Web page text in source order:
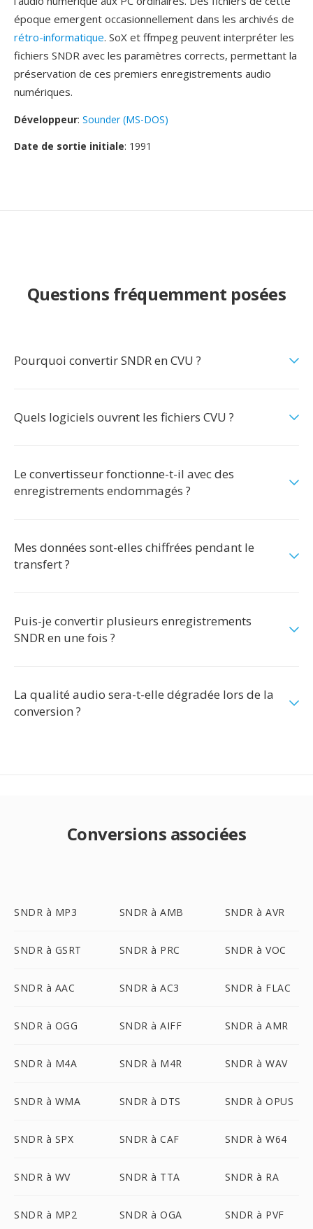
époque emergent occasionnellement dans les archivés de
rétro-informatique. SoX et ffmpeg peuvent interpréter les
fichiers SNDR avec les paramètres corrects, permettant la
préservation de ces premiers enregistrements audio
numériques.
Développeur: Sounder (MS-DOS)
Date de sortie initiale: 1991
Questions fréquemment posées
Pourquoi convertir SNDR en CVU ?
Quels logiciels ouvrent les fichiers CVU ?
Le convertisseur fonctionne-t-il avec des
enregistrements endommagés ?
Mes données sont-elles chiffrées pendant le
transfert ?
Puis-je convertir plusieurs enregistrements
SNDR en une fois ?
La qualité audio sera-t-elle dégradée lors de la
conversion ?
Conversions associées
SNDR à MP3 SNDR à AMB SNDR à AVR
SNDR à GSRT SNDR à PRC SNDR à VOC
SNDR à AAC SNDR à AC3 SNDR à FLAC
SNDR à OGG SNDR à AIFF SNDR à AMR
SNDR à M4A SNDR à M4R SNDR à WAV
SNDR à WMA SNDR à DTS SNDR à OPUS
SNDR à SPX SNDR à CAF SNDR à W64
SNDR à WV SNDR à TTA SNDR à RA
SNDR à MP2 SNDR à OGA SNDR à PVF